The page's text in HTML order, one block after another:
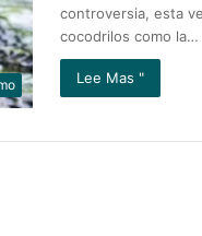
controversia, esta
cocodrilos como la…
Lee Mas "